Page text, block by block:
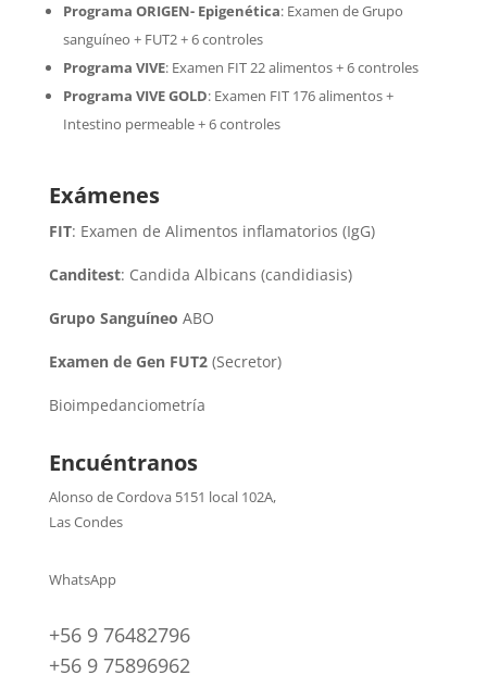
Programa ORIGEN- Epigenética:Examen de Grupo
sanguíneo + FUT2 + 6 controles
Programa VIVE: Examen FIT 22 alimentos + 6 controles
Programa VIVE GOLD: Examen FIT 176 alimentos +
Intestino permeable + 6 controles
Exámenes
FIT: Examen de Alimentos inflamatorios (IgG)
Canditest: Candida Albicans (candidiasis)
Grupo Sanguíneo ABO
Examen de Gen FUT2(Secretor)
Bioimpedanciometría
Encuéntranos
Alonso de Cordova 5151 local 102A,
Las Condes
WhatsApp
+56 9 76482796
+56 9 75896962